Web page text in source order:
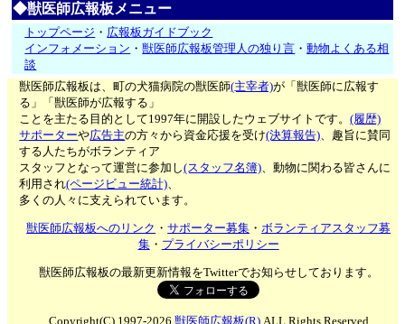
◆獣医師広報板メニュー
トップページ ・ 広報板ガイドブック
インフォメーション ・獣医師広報板管理人の独り言 ・動物よくある相
談
獣医師広報板は、町の犬猫病院の獣医師(主宰者)が「獣医師に広報す
る」「獣医師が広報する」
ことを主たる目的として1997年に開設したウェブサイトです。(履歴)
サポーターや広告主の方々から資金応援を受け(決算報告)、趣旨に賛同
する人たちがボランティア
スタッフとなって運営に参加し(スタッフ名簿)、動物に関わる皆さんに
利用され(ページビュー統計)、
多くの人々に支えられています。
獣医師広報板へのリンク ・サポーター募集 ・ボランティアスタッフ募
集・ プライバシーポリシー
獣医師広報板の最新更新情報をTwitterでお知らせしております。
Copyright(C) 1997-2026 獣医師広報板(R)ALL Rights Reserved